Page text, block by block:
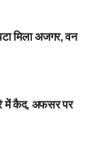
मिला अजगर, वन
में कैद, अफसर पर